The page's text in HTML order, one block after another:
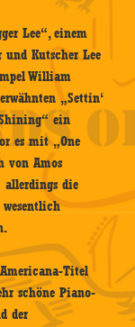
Lee“, einem
Kutscher Lee
William
„Settin‘
ein
es mit „One
von Amos
die
wesentlich
Titel
schöne Piano-
der